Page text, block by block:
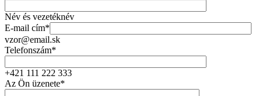
Név és vezetéknév
E-mail cím*
vzor@email.sk
Telefonszám*
+421 111 222 333
Az Ön üzenete*